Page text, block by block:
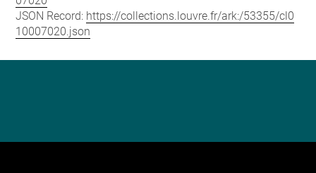
JSON Record: https://collections.louvre.fr/ark:/53355/cl0
10007020.json